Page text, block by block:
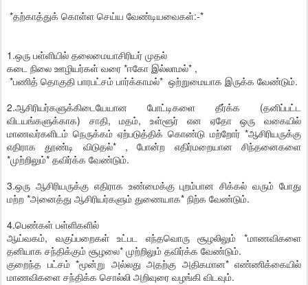
*தற்காத்துக் கொள்ள செய்ய வேண்டியவைகள்:-*
1.ஒரு பள்ளியில் தலைமையாசிரியர் முதல்
கடை நிலை ஊழியர்கள் வரை *ஈகோ இல்லாமல்* ,
*பணித் தொகுதி பாரபட்சம் பார்க்காமல்* ஒற்றுமையாக இருக்க வேண்டும்.
2.ஆசிரியர்களுக்கிடையேயான போட்டிகளை தீர்க்க (தனிப்பட்ட
விடயங்களுக்காக) சாதி, மதம், உள்ளூர் என ஏதோ ஒரு வகையில்
மாணவர்களிடம் நெருக்கம் ஏற்படுத்திக் கொண்டு மற்றோர் *ஆசிரியருக்கு
எதிராக தூண்டி விடுதல்* , போன்ற எதிர்மறையான சிந்தனைகளை
*முற்றிலும்* தவிர்க்க வேண்டும்.
3.ஒரு ஆசிரியருக்கு எதிராக உண்மைக்கு புறம்பான சிக்கல் வரும் போது
மற்ற *அனைத்து ஆசிரியர்களும் துணையாக* நிற்க வேண்டும்.
4.பெண்கள் பள்ளிகளில்
ஆய்வகம், வகுப்பறைகள் உட்பட எந்தவொரு சூழலிலும் *மாணவிகளை
தனியாக சந்திக்கும் சூழலை* முற்றிலும் தவிர்க்க வேண்டும்.
குறைந்த பட்சம் *மூன்று அல்லது அதற்கு அதிகமான* எண்ணிக்கையில்
மாணவிகளை சந்திக்க சொல்லி அறிவுரை வழங்கி விடவும்.